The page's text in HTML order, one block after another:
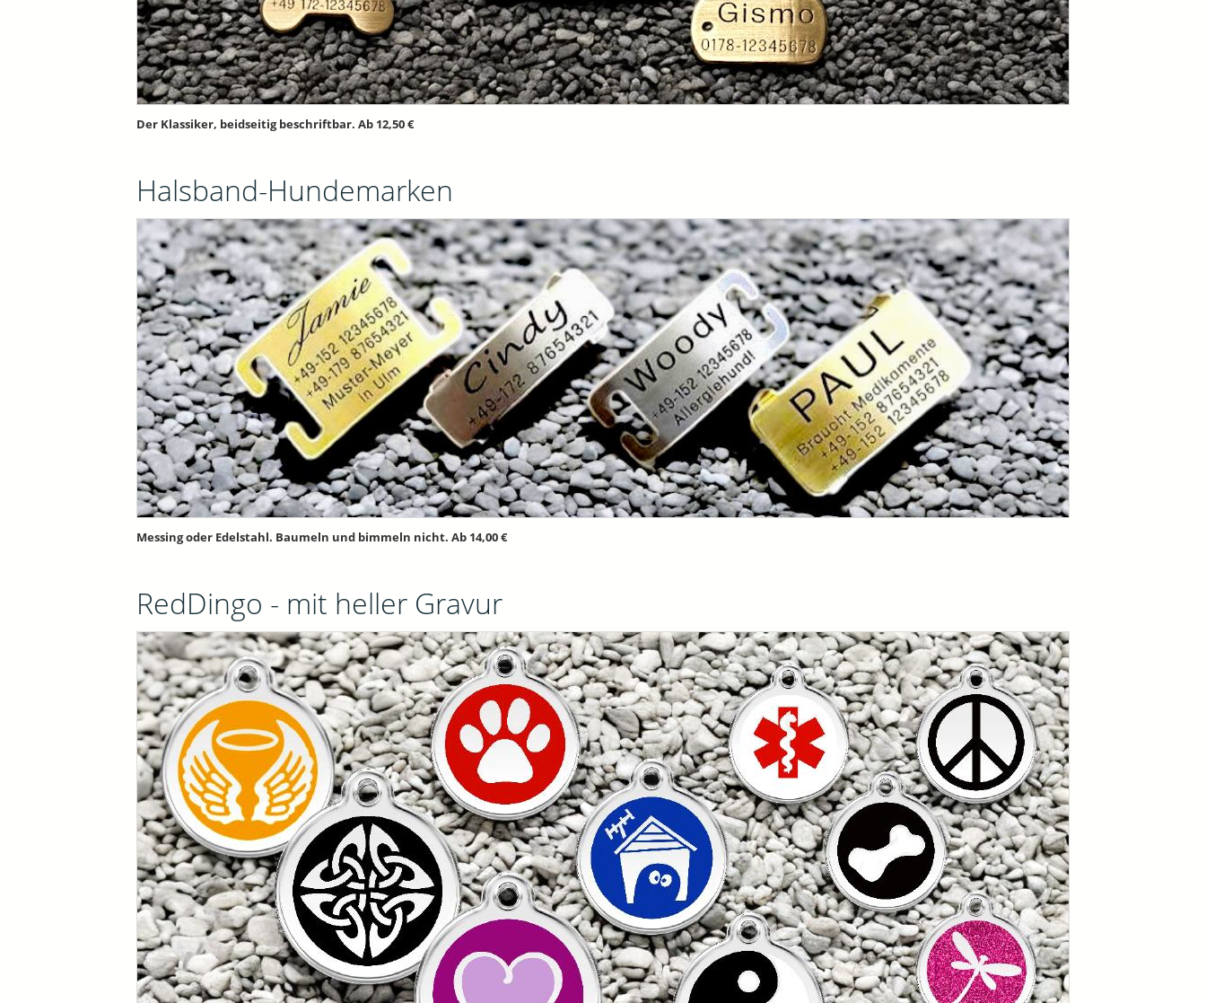
Der Klassiker, beidseitig beschriftbar. Ab 12,50 €
Halsband-Hundemarken
Messing oder Edelstahl. Baumeln und bimmeln nicht. Ab 14,00 €
RedDingo - mit heller Gravur